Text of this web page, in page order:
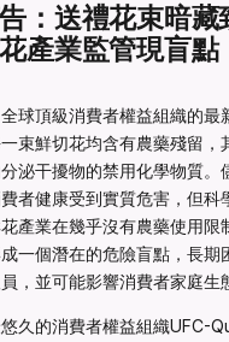
：送禮花束暗藏
產業監管現盲點
全球頂級消費者權益組織的
一束鮮切花均含有農藥殘留，
泌干擾物的禁用化學物質。
者健康受到實質危害，但科
產業在幾乎沒有農藥使用限
一個潛在的危險盲點，長期
，並可能影響消費者家庭生
久的消費者權益組織UFC-